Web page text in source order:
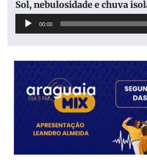
Sol, nebulosidade e chuva
Tocador
00:00